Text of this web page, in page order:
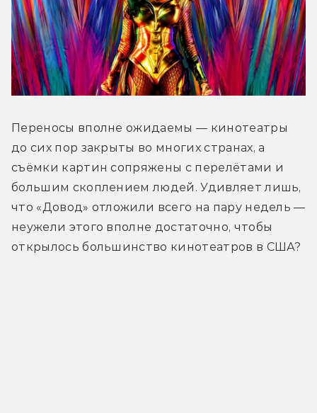
Переносы вполне ожидаемы — кинотеатры
до сих пор закрыты во многих странах, а
съёмки картин сопряжены с перелётами и
большим скоплением людей. Удивляет лишь,
что «Довод» отложили всего на пару недель —
неужели этого вполне достаточно, чтобы
открылось большинство кинотеатров в США?